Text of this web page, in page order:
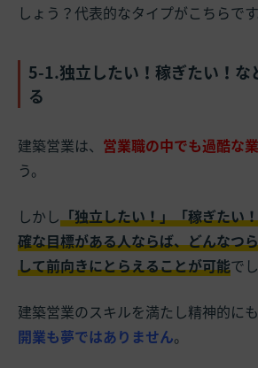
しょう？代表的なタイプがこちらです
5-1.独立したい！稼ぎたい！な
る
建築営業は、 営業職の中でも過酷な
う。
しかし「独立したい！」「稼ぎたい
確な目標がある人ならば、どんなつ
して前向きにとらえることが可能で
建築営業のスキルを満たし精神的にも
開業も夢ではありません。